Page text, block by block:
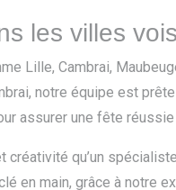
les villes
Lille, Cambrai,
notre équipe est
assurer une fête
qu’un
en main, grâce à notre